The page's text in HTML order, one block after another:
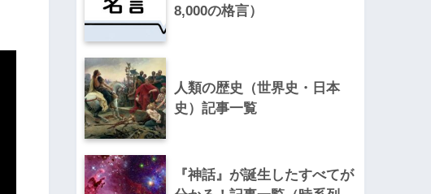
8,000の格言）
人類の歴史（世界史・日本
史）記事一覧
『神話』が誕生したすべてが